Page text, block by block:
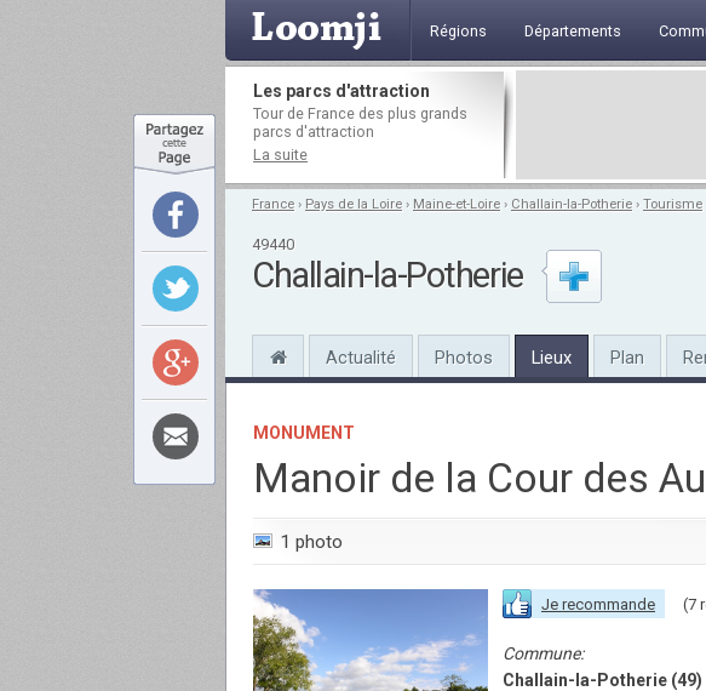
Régions Départements
Les parcs d'attraction
Tour de France des plus grands
parcs d'attraction
La suite
France › Pays de la Loire › Maine-et-Loire › Challain-la-Potherie › Tourisme
49440
Challain-la-Potherie
Actualité Photos Lieux Plan
MONUMENT
Manoir de la Cour des
1 photo
Je recommande (7
Commune:
Challain-la-Potherie (49)